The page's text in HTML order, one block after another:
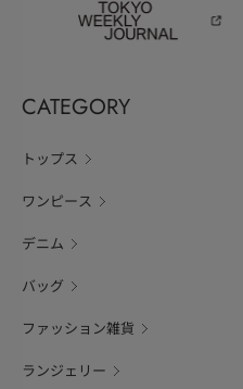
CATEGORY
トップス
ワンピース
デニム
バッグ
ファッション雑貨
ランジェリー